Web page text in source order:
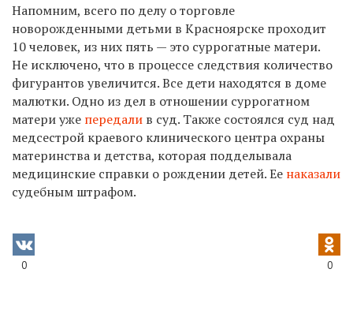
Напомним, всего по делу о торговле
новорожденными детьми в Красноярске проходит
10 человек, из них пять — это суррогатные матери.
Не исключено, что в процессе следствия количество
фигурантов увеличится. Все дети находятся в доме
малютки. Одно из дел в отношении суррогатном
матери уже передали в суд. Также состоялся суд над
медсестрой краевого клинического центра охраны
материнства и детства, которая подделывала
медицинские справки о рождении детей. Ее наказали
судебным штрафом.
0 0